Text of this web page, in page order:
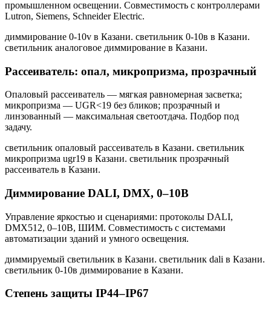
промышленном освещении. Совместимость с контроллерами
Lutron, Siemens, Schneider Electric.
диммирование 0-10v в Казани. светильник 0-10в в Казани.
светильник аналоговое диммирование в Казани.
Рассеиватель: опал, микропризма, прозрачный
Опаловый рассеиватель — мягкая равномерная засветка;
микропризма — UGR<19 без бликов; прозрачный и
линзованный — максимальная светоотдача. Подбор под
задачу.
светильник опаловый рассеиватель в Казани. светильник
микропризма ugr19 в Казани. светильник прозрачный
рассеиватель в Казани.
Диммирование DALI, DMX, 0–10В
Управление яркостью и сценариями: протоколы DALI,
DMX512, 0–10В, ШИМ. Совместимость с системами
автоматизации зданий и умного освещения.
диммируемый светильник в Казани. светильник dali в Казани.
светильник 0-10в диммирование в Казани.
Степень защиты IP44–IP67